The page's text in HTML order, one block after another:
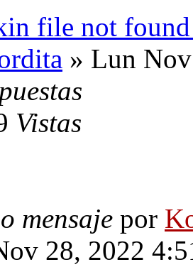
file not
» Lun
Vistas
mensaje por
28, 2022